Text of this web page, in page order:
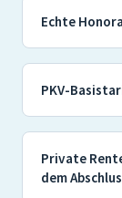
Echte
PKV-
Private
dem